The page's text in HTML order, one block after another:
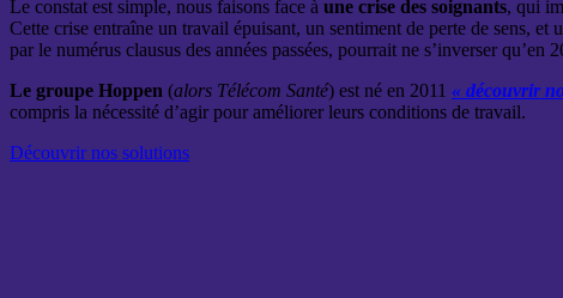
Le constat est simple, nous faisons face à une crise des soignants, qui
Cette crise entraîne un travail épuisant, un sentiment de perte de sens,
par le numérus clausus des années passées, pourrait ne s’inverser qu’en
Le groupe Hoppen (alors Télécom Santé) est né en 2011 « découvrir
compris la nécessité d’agir pour améliorer leurs conditions de travail.
Découvrir nos solutions